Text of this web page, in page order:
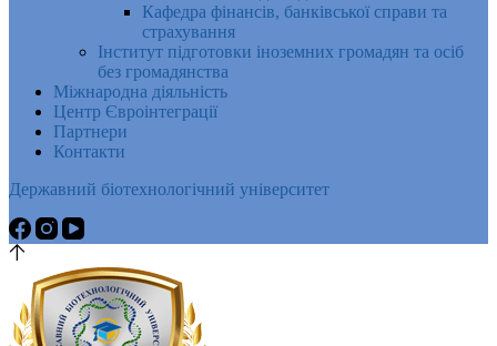
Кафедра фінансів, банківської справи та
страхування
Інститут підготовки іноземних громадян та осіб
без громадянства
Міжнародна діяльність
Центр Євроінтеграції
Партнери
Контакти
Державний біотехнологічний університет